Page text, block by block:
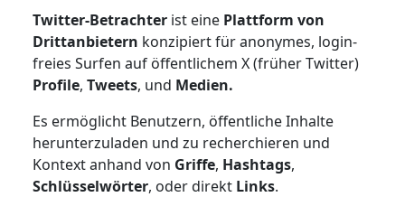
Twitter-Betrachterist eine Plattform von
Drittanbietern konzipiert für anonymes, login-
freies Surfen auf öffentlichem X (früher Twitter)
Profile, Tweets, und Medien.
Es ermöglicht Benutzern, öffentliche Inhalte
herunterzuladen und zu recherchieren und
Kontext anhand von Griffe, Hashtags,
Schlüsselwörter, oder direkt Links.